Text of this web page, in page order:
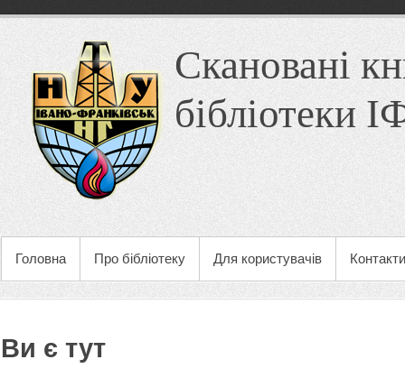
Скановані
бібліотеки
Головна Про бібліотеку Для користувачів Контакти
Ви є тут